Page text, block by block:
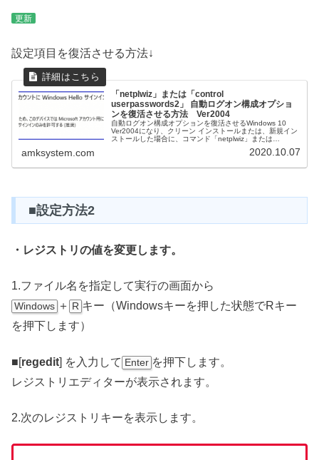
更新
設定項目を復活させる方法↓
「netplwiz」または「control
userpasswords2」 自動ログオン構成オプショ
ンを復活させる方法 Ver2004
自動ログオン構成オプションを復活させるWindows 10
Ver2004になり、クリーン インストールまたは、新規イン
ストールした場合に、コマンド「netplwiz」または
amksystem.com 2020.10.07
■設定方法2
・レジストリの値を変更します。
1.ファイル名を指定して実行の画面から
Windows ＋ R キー（Windowsキーを押した状態でRキー
を押下します）
■[regedit] を入力して Enter を押下します。
レジストリエディターが表示されます。
2.次のレジストリキーを表示します。